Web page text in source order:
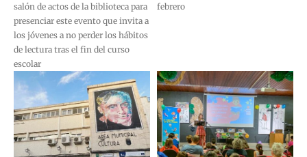
salón de actos de la biblioteca para
presenciar este evento que invita a
los jóvenes a no perder los hábitos
de lectura tras el fin del curso
escolar
febrero